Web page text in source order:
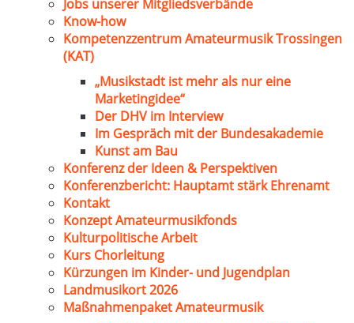
Jobs unserer Mitgliedsverbände
Know-how
Kompetenzzentrum Amateurmusik Trossingen
(KAT)
„Musikstadt ist mehr als nur eine
Marketingidee“
Der DHV im Interview
Im Gespräch mit der Bundesakademie
Kunst am Bau
Konferenz der Ideen & Perspektiven
Konferenzbericht: Hauptamt stärk Ehrenamt
Kontakt
Konzept Amateurmusikfonds
Kulturpolitische Arbeit
Kurs Chorleitung
Kürzungen im Kinder- und Jugendplan
Landmusikort 2026
Maßnahmenpaket Amateurmusik